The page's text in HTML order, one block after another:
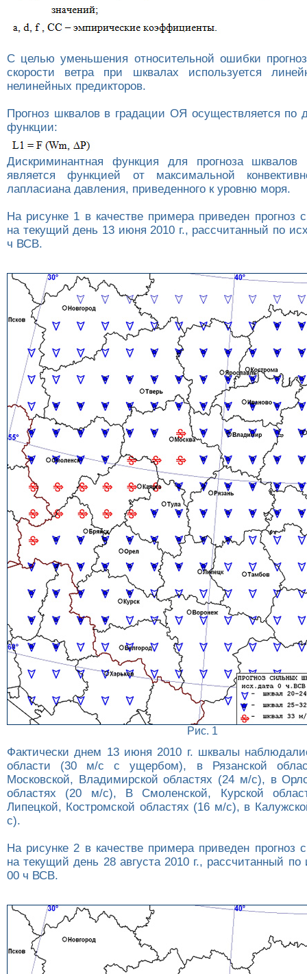
С целью уменьшения относительной ошибки
скорости ветра при шквалах используется
нелинейных предикторов.
Прогноз шквалов в градации ОЯ осуществляется по
функции:
Дискриминантная функция для прогноза
является функцией от максимальной
лапласиана давления, приведенного к уровню моря.
На рисунке 1 в качестве примера приведен прогноз
на текущий день 13 июня 2010 г., рассчитанный по
ч ВСВ.
Рис. 1
Фактически днем 13 июня 2010 г. шквалы
области (30 м/с с ущербом), в Рязанской
Московской, Владимирской областях (24 м/с), в
областях (20 м/с), В Смоленской, Курской
Липецкой, Костромской областях (16 м/с), в
с).
На рисунке 2 в качестве примера приведен прогноз
на текущий день 28 августа 2010 г., рассчитанный по
00 ч ВСВ.